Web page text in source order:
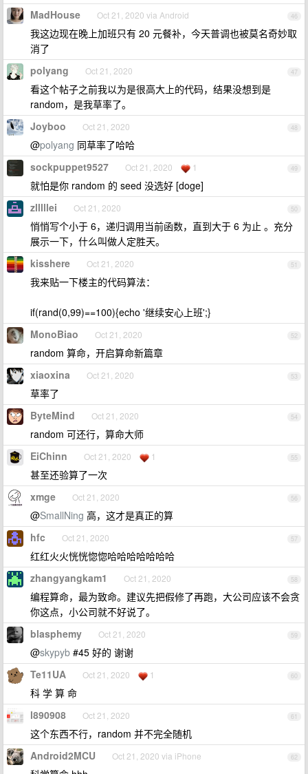
46
MadHouse Oct 21, 2020 via Android
我这边现在晚上加班只有 20 元餐补，今天普调也被莫名奇妙取
消了
47
polyang Oct 21, 2020
看这个帖子之前我以为是很高大上的代码，结果没想到是
random，是我草率了。
48
Joyboo Oct 21, 2020
@polyang 同草率了哈哈
49
sockpuppet9527 Oct 21, 2020 1
就怕是你 random 的 seed 没选好 [doge]
50
zlllllei Oct 21, 2020
悄悄写个小于 6，递归调用当前函数，直到大于 6 为止 。充分
展示一下，什么叫做人定胜天。
51
kisshere Oct 21, 2020
我来贴一下楼主的代码算法：
if(rand(0,99)==100){echo '继续安心上班';}
52
MonoBiao Oct 21, 2020
random 算命，开启算命新篇章
53
xiaoxina Oct 21, 2020
草率了
54
ByteMind Oct 21, 2020
random 可还行，算命大师
55
EiChinn Oct 21, 2020 1
甚至还验算了一次
56
xmge Oct 21, 2020
@SmallNing 高，这才是真正的算
57
hfc Oct 21, 2020
红红火火恍恍惚惚哈哈哈哈哈哈哈
58
zhangyangkam1 Oct 21, 2020
编程算命，最为致命。建议先把假修了再跑，大公司应该不会贪
你这点，小公司就不好说了。
59
blasphemy Oct 21, 2020
@skypyb #45 好的 谢谢
60
Te11UA Oct 21, 2020 1
科 学 算 命
61
l890908 Oct 21, 2020
这个东西不行，random 并不完全随机
62
Android2MCU Oct 21, 2020 via iPhone